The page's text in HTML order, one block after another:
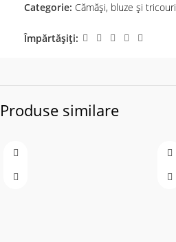
Categorie: Cămăși, bluze și tricouri
Împărtășiți:
Produse similare